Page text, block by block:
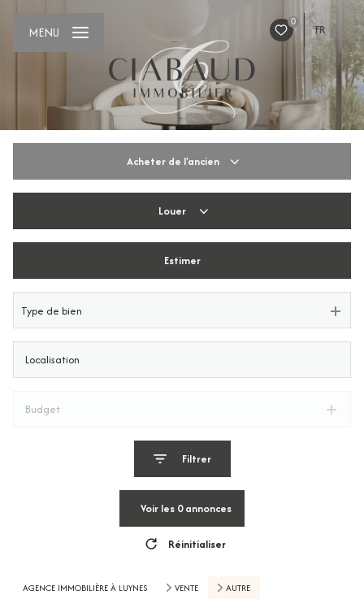
0
FR
MENU
Acheter de l'ancien
De l'immo pro
Louer
Estimer
Type de bien
Budget
Filtrer
Voir les 0annonces
Réinitialiser
AGENCE IMMOBILIÈRE À LUYNES VENTE AUTRE